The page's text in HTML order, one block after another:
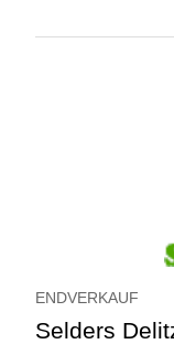
ENDVERKAUF
Selders